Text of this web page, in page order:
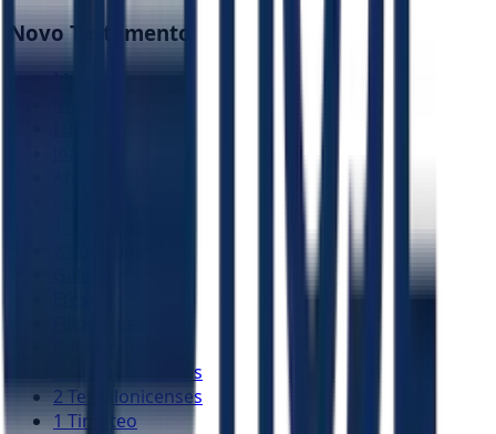
Novo Testamento
1 Tessalonicenses
2 Tessalonicenses
1 Timóteo